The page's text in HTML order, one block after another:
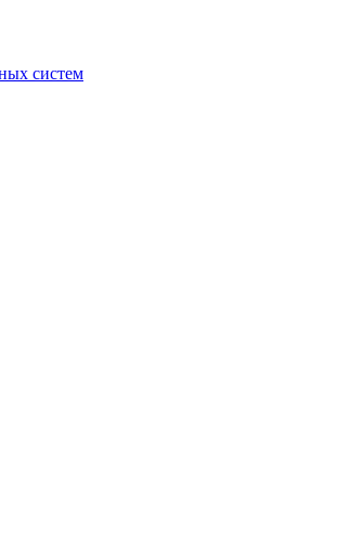
систем